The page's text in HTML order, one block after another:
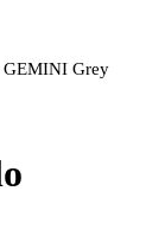
GEMINI Grey